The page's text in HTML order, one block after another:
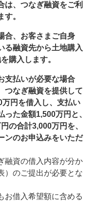
は、つなぎ融資をご利
。
合、お客さまご自身
る融資先から土地購入
購入します。
支払いが必要な場合
つなぎ融資を提供して
円を借入し、支払い
た金額1,500万円と、
の合計3,000万円を、
ンのお申込みをいただ
融資の借入内容が分か
）のご提出が必要とな
借入希望額に含める